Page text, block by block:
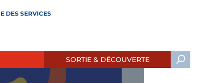
DES SERVICES
SORTIE & DÉCOUVERTE